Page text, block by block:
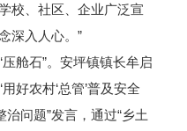
校、社区、企业广泛宣
深入人心。”
舱石”。安坪镇镇长牟启
好农村‘总管’普及安全
治问题”发言，通过“乡土